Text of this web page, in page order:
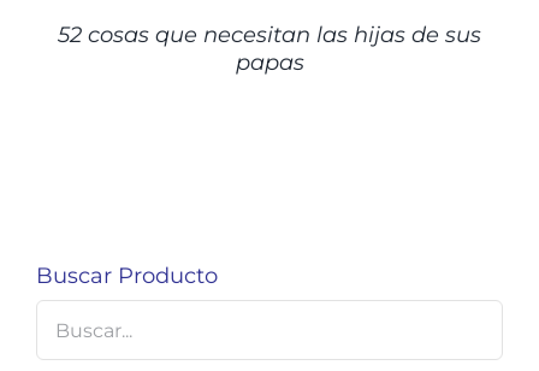
52 cosas que necesitan las hijas de sus
papas
Buscar Producto